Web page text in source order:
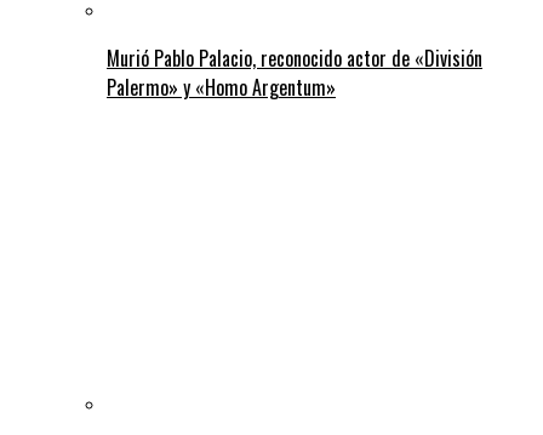
Murió Pablo Palacio, reconocido actor de «División
Palermo» y «Homo Argentum»